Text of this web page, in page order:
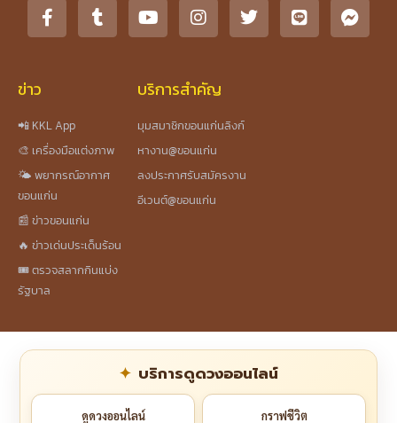
ข่าว
📲 KKL App
🎨 เครื่องมือแต่งภาพ
🌤️ พยากรณ์อากาศ
ขอนแก่น
📰 ข่าวขอนแก่น
🔥 ข่าวเด่นประเด็นร้อน
🎟️ ตรวจสลากกินแบ่ง
รัฐบาล
บริการสำคัญ
มุมสมาชิกขอนแก่นลิงก์
หางาน@ขอนแก่น
ลงประกาศรับสมัครงาน
อีเวนต์@ขอนแก่น
บริการดูดวงออนไลน์
ดูดวงออนไลน์ กราฟชีวิต